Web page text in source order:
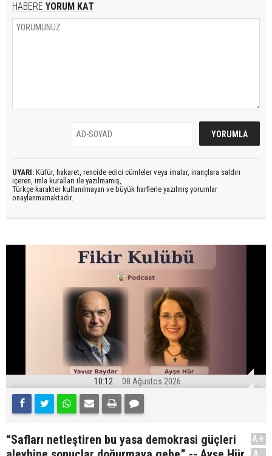
HABERE YORUM KAT
UYARI: Küfür, hakaret, rencide edici cümleler veya imalar, inançlara saldırı
içeren, imla kuralları ile yazılmamış,
Türkçe karakter kullanılmayan ve büyük harflerle yazılmış yorumlar
onaylanmamaktadır.
10:12 08 Ağustos 2026
“Safları netleştiren bu yasa demokrasi güçleri
A+